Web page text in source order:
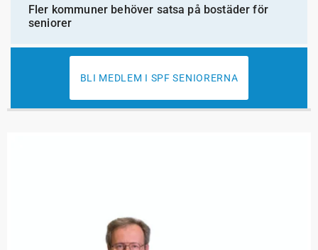
Fler kommuner behöver satsa på bostäder för
seniorer
BLI MEDLEM I SPF SENIORERNA